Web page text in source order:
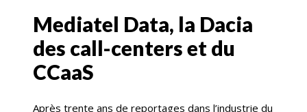
Mediatel Data, la Dacia
des call-centers et du
CCaaS
Après trente ans de reportages dans l’industrie du